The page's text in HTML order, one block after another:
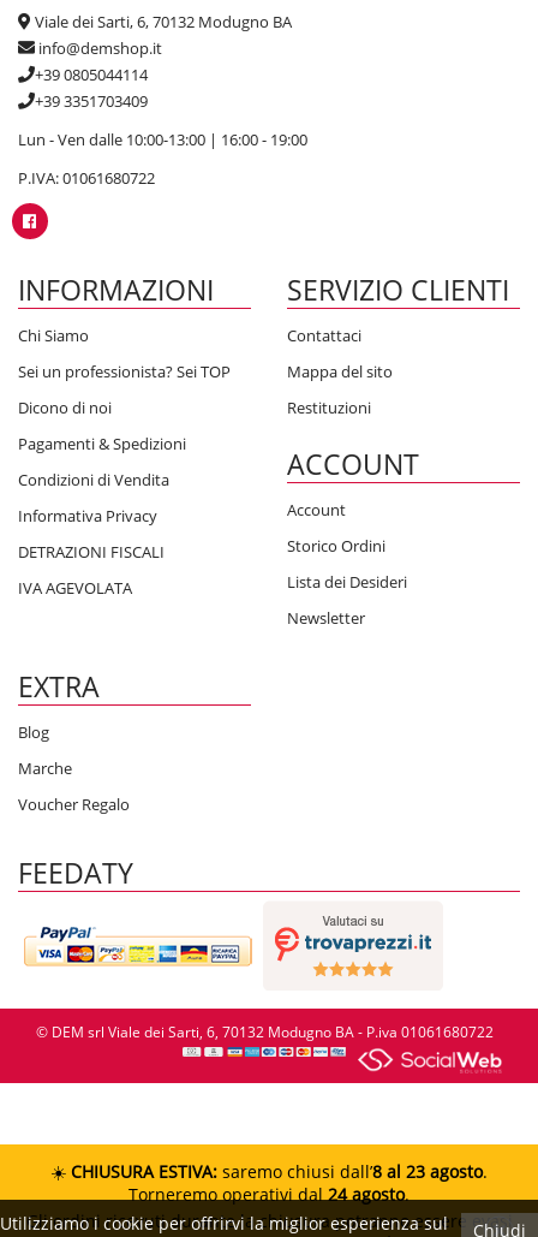
Viale dei Sarti, 6, 70132 Modugno BA
info@demshop.it
+39 0805044114
+39 3351703409
Lun - Ven dalle 10:00-13:00 | 16:00 - 19:00
P.IVA: 01061680722
INFORMAZIONI
Chi Siamo
Sei un professionista? Sei TOP
Dicono di noi
Pagamenti & Spedizioni
Condizioni di Vendita
Informativa Privacy
DETRAZIONI FISCALI
IVA AGEVOLATA
SERVIZIO CLIENTI
Contattaci
Mappa del sito
Restituzioni
ACCOUNT
Account
Storico Ordini
Lista dei Desideri
Newsletter
EXTRA
Blog
Marche
Voucher Regalo
FEEDATY
© DEM srl Viale dei Sarti, 6, 70132 Modugno BA - P.iva 01061680722
Chiudi
Utilizziamo i cookie per offrirvi la miglior esperienza sul
☀️ CHIUSURA ESTIVA: saremo chiusi dall’8 al 23 agosto.
Torneremo operativi dal24 agosto.
Gli ordini ricevuti durante la chiusura potranno essere evasi